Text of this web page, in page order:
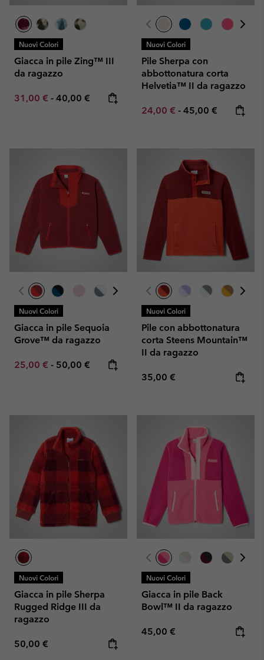
Nuovi Colori
Giacca in pile Zing™ III
da ragazzo
Minimum sale price:
31,00 € - Maximum price:
40,00 €
Nuovi Colori
Pile Sherpa con
abbottonatura corta
Helvetia™ II da ragazzo
Minimum sale price:
24,00 € - Maximum price:
45,00 €
Nuovi Colori
Giacca in pile Sequoia
Grove™ da ragazzo
Minimum sale price:
25,00 € - Maximum price:
50,00 €
Nuovi Colori
Pile con abbottonatura
corta Steens Mountain™
II da ragazzo
Regular price:
35,00 €
Nuovi Colori
Giacca in pile Sherpa
Rugged Ridge III da
ragazzo
Regular price:
50,00 €
Nuovi Colori
Giacca in pile Back
Bowl™ II da ragazzo
Regular price:
45,00 €